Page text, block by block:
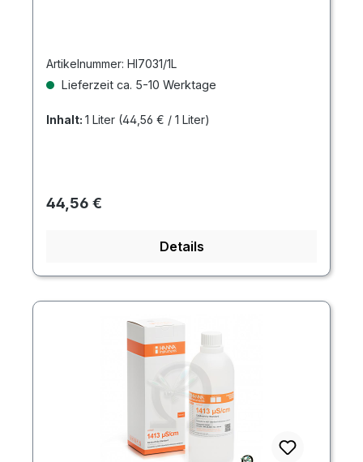
Artikelnummer: HI7031/1L
Lieferzeit ca. 5-10 Werktage
Inhalt: 1 Liter (44,56 € / 1 Liter)
Regulärer Preis:
44,56 €
Details